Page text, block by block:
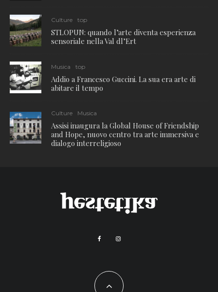
Culture top
STLOPUN: quando l’arte diventa esperienza
sensoriale nella Val dl’Ert
Musica top
Addio a Francesco Guccini. La sua era arte di
abitare il tempo
Culture Musica
Assisi inaugura la Global House of Friendship
and Hope, nuovo centro tra arte immersiva e
dialogo interreligioso